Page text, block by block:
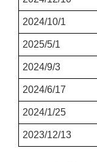
2024/10/1
2025/5/1
2024/9/3
2024/6/17
2024/1/25
2023/12/13